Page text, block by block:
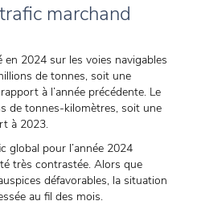
marchand
2024 sur les voies navigables
de tonnes, soit une
à l’année précédente. Le
de tonnes-kilomètres, soit une
à 2023.
global pour l’année 2024
très contrastée. Alors que
défavorables, la situation
au fil des mois.